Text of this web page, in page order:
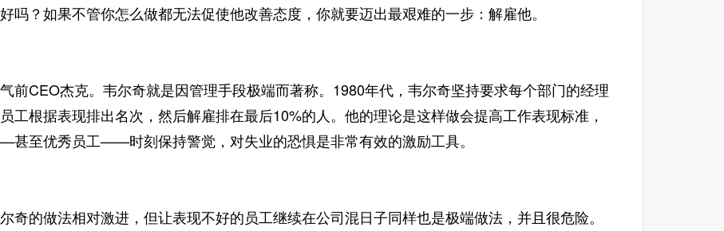
吗？如果不管你怎么做都无法促使他改善态度，你就要迈出最艰难的一步：解雇他。
CEO杰克。韦尔奇就是因管理手段极端而著称。1980年代，韦尔奇坚持要求每个部门的经理
工根据表现排出名次，然后解雇排在最后10%的人。他的理论是这样做会提高工作表现标准，
至优秀员工——时刻保持警觉，对失业的恐惧是非常有效的激励工具。
的做法相对激进，但让表现不好的员工继续在公司混日子同样也是极端做法，并且很危险。